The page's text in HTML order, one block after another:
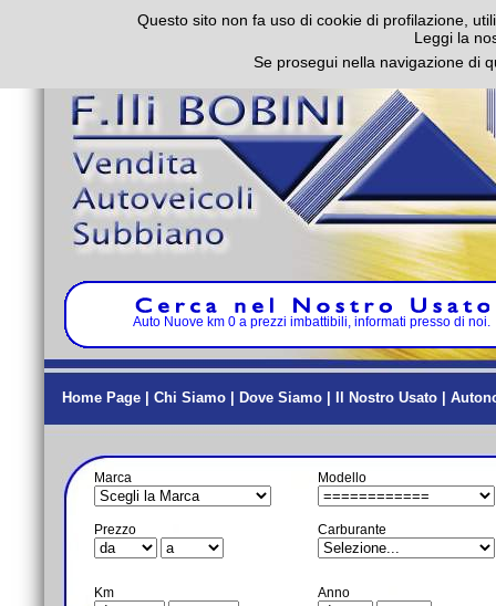
Questo sito non fa uso di cookie di profilazione,
Leggi la
Se prosegui nella navigazione
Auto Nuove km 0 a prezzi imbattibili, informati presso di noi.
Home Page Chi Siamo Dove Siamo Il Nostro Usato
Marca Modello
Prezzo Carburante
Km Anno